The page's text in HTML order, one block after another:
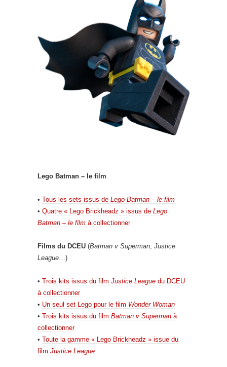
Lego Batman – le film
• Tous les sets issus de Lego Batman – le film
• Quatre « Lego Brickheadz » issus de Lego
Batman – le film à collectionner
Films du DCEU (Batman v Superman, Justice
League…)
• Trois kits issus du film Justice League du DCEU
à collectionner
• Un seul set Lego pour le film Wonder Woman
• Trois kits issus du film Batman v Superman à
collectionner
• Toute la gamme « Lego Brickheadz » issue du
film Justice League